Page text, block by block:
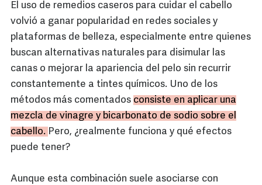
El uso de remedios caseros para cuidar el cabello
volvió a ganar popularidad en redes sociales y
plataformas de belleza, especialmente entre quienes
buscan alternativas naturales para disimular las
canas o mejorar la apariencia del pelo sin recurrir
constantemente a tintes químicos. Uno de los
métodos más comentados consiste en aplicar una
mezcla de vinagre y bicarbonato de sodio sobre el
cabello. Pero, ¿realmente funciona y qué efectos
puede tener?
Aunque esta combinación suele asociarse con